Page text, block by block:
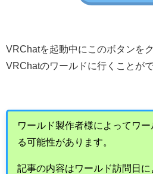
VRChatを起動中にこのボタンを
VRChatのワールドに行くことがで
ワールド製作者様によってワ
る可能性があります。
記事の内容はワールド訪問日に